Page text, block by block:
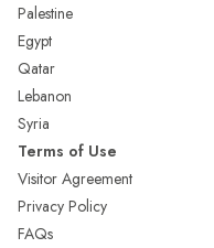
Palestine
Egypt
Qatar
Lebanon
Syria
Terms of Use
Visitor Agreement
Privacy Policy
FAQs